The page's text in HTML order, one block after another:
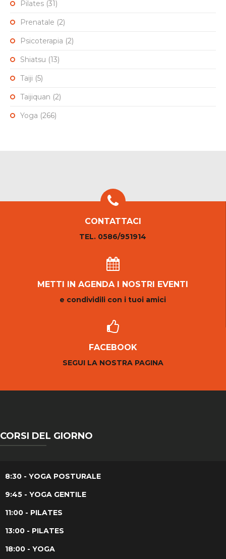
Pilates (31)
Prenatale (2)
Psicoterapia (2)
Shiatsu (13)
Taiji (5)
Taijiquan (2)
Yoga (266)
CONTATTACI
TEL. 0586/951914
METTI IN AGENDA I NOSTRI EVENTI
e condividili con i tuoi amici
FACEBOOK
SEGUI LA NOSTRA PAGINA
CORSI DEL GIORNO
8:30 - YOGA POSTURALE
9:45 - YOGA GENTILE
11:00 - PILATES
13:00 - PILATES
18:00 - YOGA